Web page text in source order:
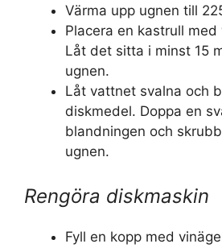
Värma upp ugnen till
Placera en kastrull
Låt det sitta i minst 15
ugnen.
Låt vattnet svalna och
diskmedel. Doppa en
blandningen och
ugnen.
Rengöra diskmaskin
Fyll en kopp med